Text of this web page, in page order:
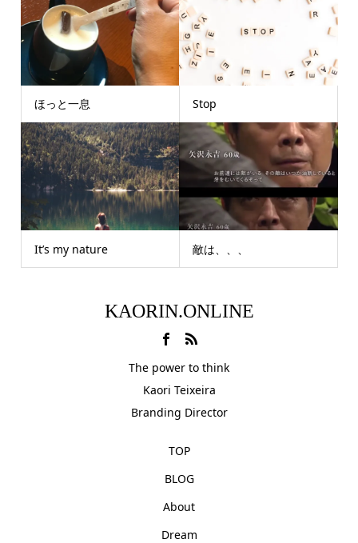
ほっと一息 Stop
It’s my nature 敵は、、、
KAORIN.ONLINE
The power to think
Kaori Teixeira
Branding Director
TOP
BLOG
About
Dream